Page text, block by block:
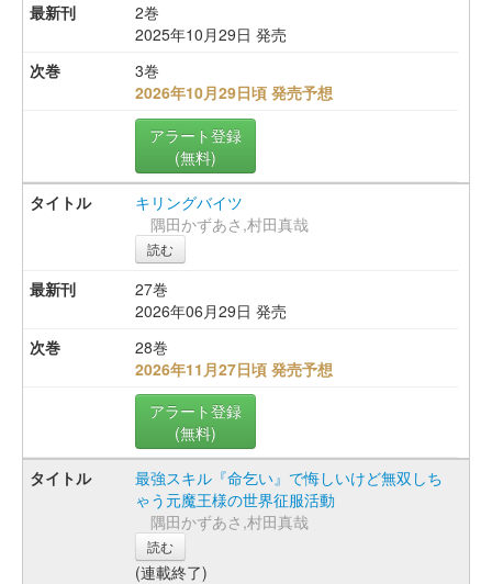
2巻
2025年10月29日 発売
3巻
2026年10月29日頃 発売予想
アラート登録
(無料)
キリングバイツ
隅田かずあさ,村田真哉
読む
27巻
2026年06月29日 発売
28巻
2026年11月27日頃 発売予想
アラート登録
(無料)
最強スキル『命乞い』で悔しいけど無双しち
ゃう元魔王様の世界征服活動
隅田かずあさ,村田真哉
読む
(連載終了)